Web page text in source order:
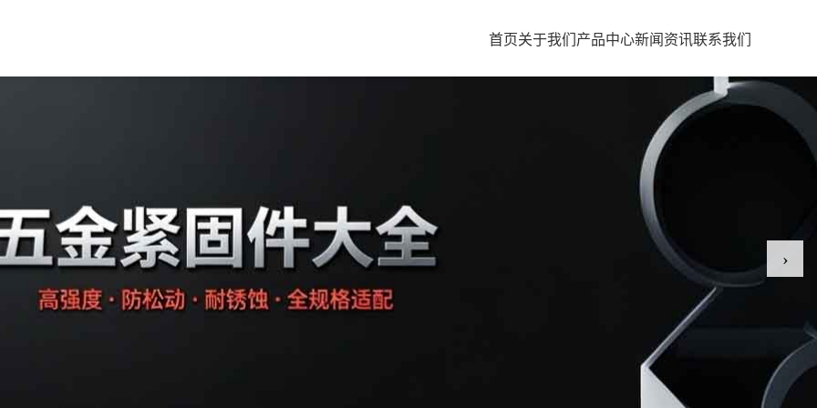
首页关于我们 产品中心新闻资讯联系我们
›